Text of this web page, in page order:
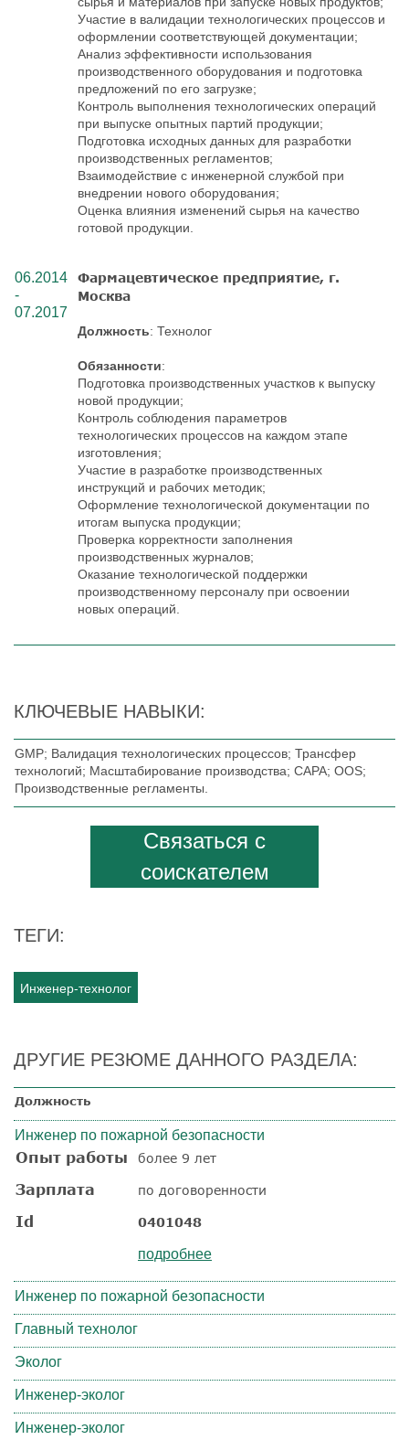
Участие в валидации технологических процессов и
оформлении соответствующей документации;
Анализ эффективности использования
производственного оборудования и подготовка
предложений по его загрузке;
Контроль выполнения технологических операций
при выпуске опытных партий продукции;
Подготовка исходных данных для разработки
производственных регламентов;
Взаимодействие с инженерной службой при
внедрении нового оборудования;
Оценка влияния изменений сырья на качество
готовой продукции.
06.2014
-
07.2017
Фармацевтическое предприятие, г.
Москва
Должность: Технолог
Обязанности:
Подготовка производственных участков к выпуску
новой продукции;
Контроль соблюдения параметров
технологических процессов на каждом этапе
изготовления;
Участие в разработке производственных
инструкций и рабочих методик;
Оформление технологической документации по
итогам выпуска продукции;
Проверка корректности заполнения
производственных журналов;
Оказание технологической поддержки
производственному персоналу при освоении
новых операций.
КЛЮЧЕВЫЕ НАВЫКИ:
GMP; Валидация технологических процессов; Трансфер
технологий; Масштабирование производства; CAPA; OOS;
Производственные регламенты.
Связаться с
соискателем
ТЕГИ:
Инженер-технолог
ДРУГИЕ РЕЗЮМЕ ДАННОГО РАЗДЕЛА:
Должность
Инженер по пожарной безопасности
Опыт работы более 9 лет
Зарплата по договоренности
Id 0401048
подробнее
Инженер по пожарной безопасности
Главный технолог
Эколог
Инженер-эколог
Инженер-эколог